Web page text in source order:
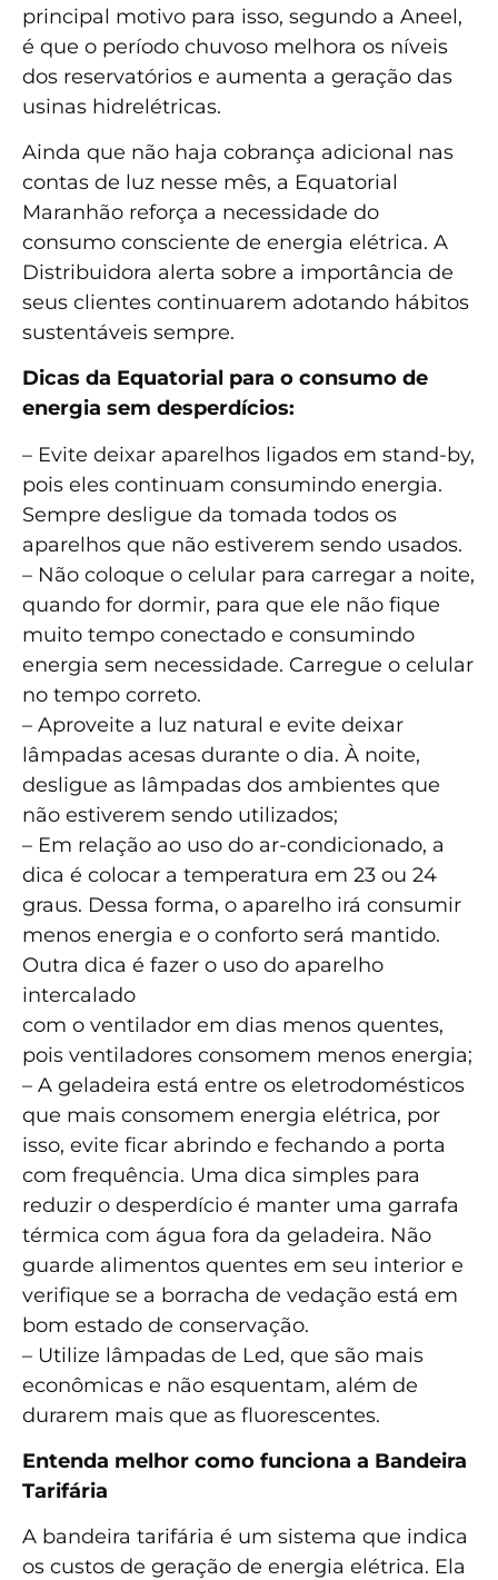
principal motivo para isso, segundo a Aneel,
é que o período chuvoso melhora os níveis
dos reservatórios e aumenta a geração das
usinas hidrelétricas.
Ainda que não haja cobrança adicional nas
contas de luz nesse mês, a Equatorial
Maranhão reforça a necessidade do
consumo consciente de energia elétrica. A
Distribuidora alerta sobre a importância de
seus clientes continuarem adotando hábitos
sustentáveis sempre.
Dicas da Equatorial para o consumo de
energia sem desperdícios:
– Evite deixar aparelhos ligados em stand-by,
pois eles continuam consumindo energia.
Sempre desligue da tomada todos os
aparelhos que não estiverem sendo usados.
– Não coloque o celular para carregar a noite,
quando for dormir, para que ele não fique
muito tempo conectado e consumindo
energia sem necessidade. Carregue o celular
no tempo correto.
– Aproveite a luz natural e evite deixar
lâmpadas acesas durante o dia. À noite,
desligue as lâmpadas dos ambientes que
não estiverem sendo utilizados;
– Em relação ao uso do ar-condicionado, a
dica é colocar a temperatura em 23 ou 24
graus. Dessa forma, o aparelho irá consumir
menos energia e o conforto será mantido.
Outra dica é fazer o uso do aparelho
intercalado
com o ventilador em dias menos quentes,
pois ventiladores consomem menos energia;
– A geladeira está entre os eletrodomésticos
que mais consomem energia elétrica, por
isso, evite ficar abrindo e fechando a porta
com frequência. Uma dica simples para
reduzir o desperdício é manter uma garrafa
térmica com água fora da geladeira. Não
guarde alimentos quentes em seu interior e
verifique se a borracha de vedação está em
bom estado de conservação.
– Utilize lâmpadas de Led, que são mais
econômicas e não esquentam, além de
durarem mais que as fluorescentes.
Entenda melhor como funciona a Bandeira
Tarifária
A bandeira tarifária é um sistema que indica
os custos de geração de energia elétrica. Ela